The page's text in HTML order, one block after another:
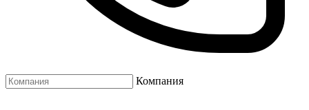
Компания